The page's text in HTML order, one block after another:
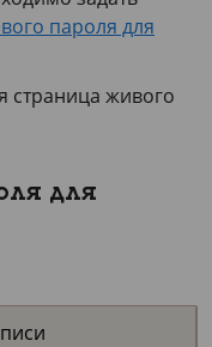
пароля для
страница живого
для